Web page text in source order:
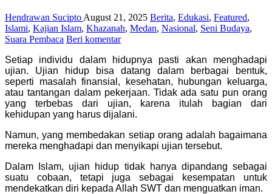
Hendrawan Sucipto August 21, 2025 Berita, Edukasi, Featured,
Islami, Kajian Islam, Khazanah, Medan, Nasional, Seni Budaya,
Suara Pembaca Beri komentar
Setiap individu dalam hidupnya pasti akan menghadapi
ujian. Ujian hidup bisa datang dalam berbagai bentuk,
seperti masalah finansial, kesehatan, hubungan keluarga,
atau tantangan dalam pekerjaan. Tidak ada satu pun orang
yang terbebas dari ujian, karena itulah bagian dari
kehidupan yang harus dijalani.
Namun, yang membedakan setiap orang adalah bagaimana
mereka menghadapi dan menyikapi ujian tersebut.
Dalam Islam, ujian hidup tidak hanya dipandang sebagai
suatu cobaan, tetapi juga sebagai kesempatan untuk
mendekatkan diri kepada Allah SWT dan menguatkan iman.